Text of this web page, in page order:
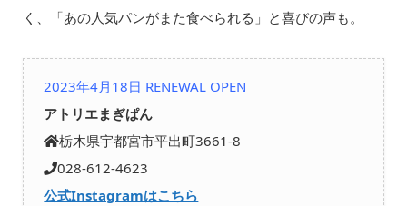
く、「あの人気パンがまた食べられる」と喜びの声も。
2023年4月18日 RENEWAL OPEN
アトリエまぎぱん
栃木県宇都宮市平出町3661-8
028-612-4623
公式Instagramはこちら